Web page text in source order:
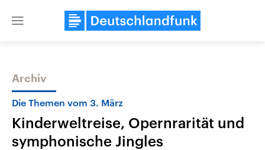
Close
Themen
Archiv
Die Themen vom 3. März
Kinderweltreise, Opernrarität und
symphonische Jingles